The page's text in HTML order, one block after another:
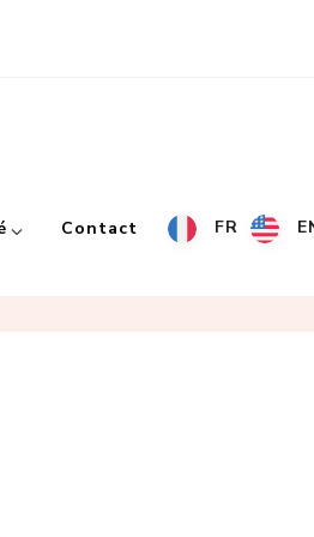
Contact FR